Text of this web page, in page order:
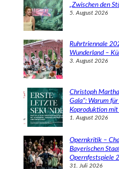
„Zwischen den
5. August 2026
Ruhrtriennale
Wunderland –
3. August 2026
Christoph
Gala“: Warum
Koproduktion
1. August 2026
Opernkritik –
Bayerischen
Opernfestspiele
31. Juli 2026